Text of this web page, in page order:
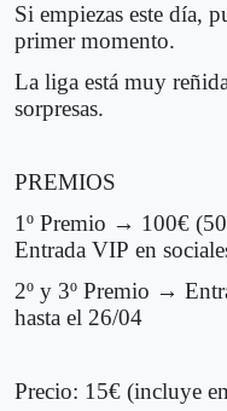
Si empiezas este día,
primer momento.
La liga está muy
sorpresas.
PREMIOS
1º Premio → 100€
Entrada VIP en
2º y 3º Premio →
hasta el 26/04
Precio: 15€ (incluye